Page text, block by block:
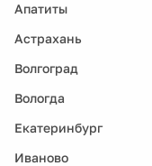
Апатиты
Астрахань
Волгоград
Вологда
Екатеринбург
Иваново